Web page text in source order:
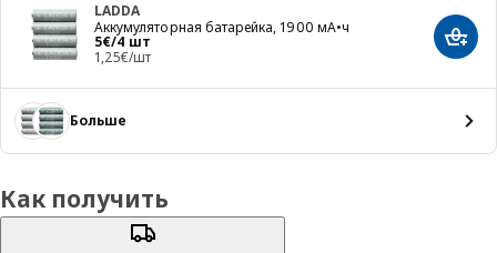
LADDA
Аккумуляторная батарейка, 1900 мА•ч
5€/4 шт
Цена 5€/4 шт
1,25€/шт
Больше
Как получить